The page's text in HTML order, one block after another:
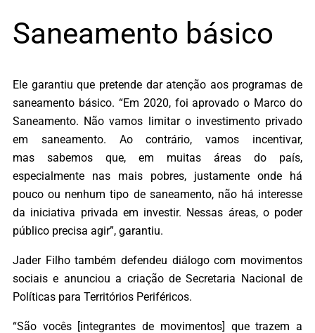
Saneamento básico
Ele garantiu que pretende dar atenção aos programas de
saneamento básico. “Em 2020, foi aprovado o Marco do
Saneamento. Não vamos limitar o investimento privado
em saneamento. Ao contrário, vamos incentivar,
mas sabemos que, em muitas áreas do país,
especialmente nas mais pobres, justamente onde há
pouco ou nenhum tipo de saneamento, não há interesse
da iniciativa privada em investir. Nessas áreas, o poder
público precisa agir”, garantiu.
Jader Filho também defendeu diálogo com movimentos
sociais e anunciou a criação de Secretaria Nacional de
Políticas para Territórios Periféricos.
“São vocês [integrantes de movimentos] que trazem a